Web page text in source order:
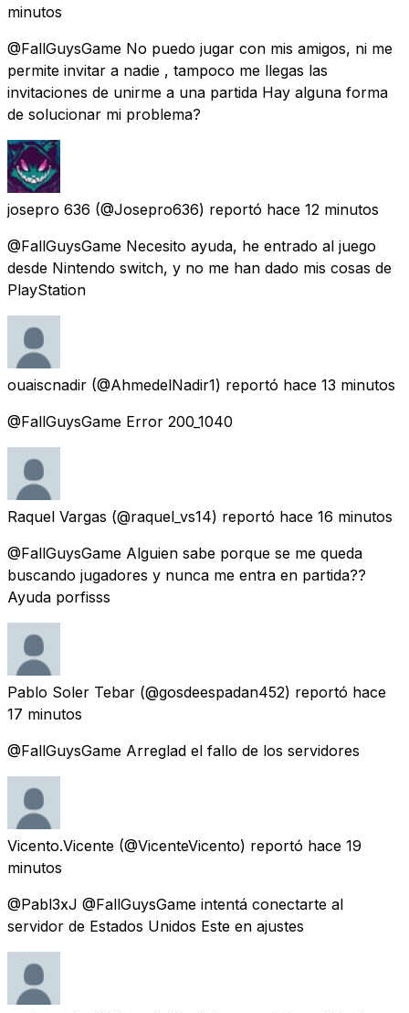
minutos
@FallGuysGame No puedo jugar con mis amigos, ni me
permite invitar a nadie , tampoco me llegas las
invitaciones de unirme a una partida Hay alguna forma
de solucionar mi problema?
josepro 636 (@Josepro636) reportó hace 12 minutos
@FallGuysGame Necesito ayuda, he entrado al juego
desde Nintendo switch, y no me han dado mis cosas de
PlayStation
ouaiscnadir (@AhmedelNadir1) reportó hace 13 minutos
@FallGuysGame Error 200_1040
Raquel Vargas (@raquel_vs14) reportó hace 16 minutos
@FallGuysGame Alguien sabe porque se me queda
buscando jugadores y nunca me entra en partida??
Ayuda porfisss
Pablo Soler Tebar (@gosdeespadan452) reportó hace
17 minutos
@FallGuysGame Arreglad el fallo de los servidores
Vicento.Vicente (@VicenteVicento) reportó hace 19
minutos
@Pabl3xJ @FallGuysGame intentá conectarte al
servidor de Estados Unidos Este en ajustes